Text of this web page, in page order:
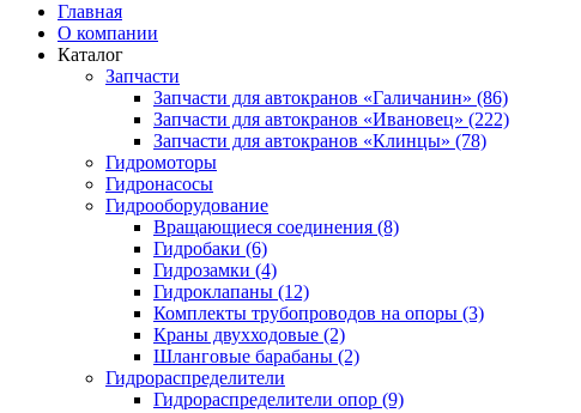
Главная
О компании
Каталог
Запчасти
Запчасти для автокранов «Галичанин» (86)
Запчасти для автокранов «Ивановец» (222)
Запчасти для автокранов «Клинцы» (78)
Гидромоторы
Гидронасосы
Гидрооборудование
Вращающиеся соединения (8)
Гидробаки (6)
Гидрозамки (4)
Гидроклапаны (12)
Комплекты трубопроводов на опоры (3)
Краны двухходовые (2)
Шланговые барабаны (2)
Гидрораспределители
Гидрораспределители опор (9)